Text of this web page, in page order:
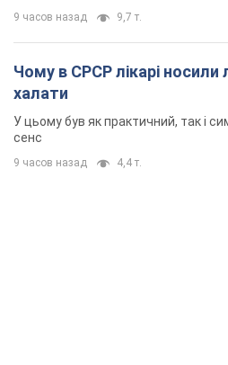
9 часов назад 9,7 т.
Чому в СРСР лікарі носили
халати
У цьому був як практичний, так і
сенс
9 часов назад 4,4 т.